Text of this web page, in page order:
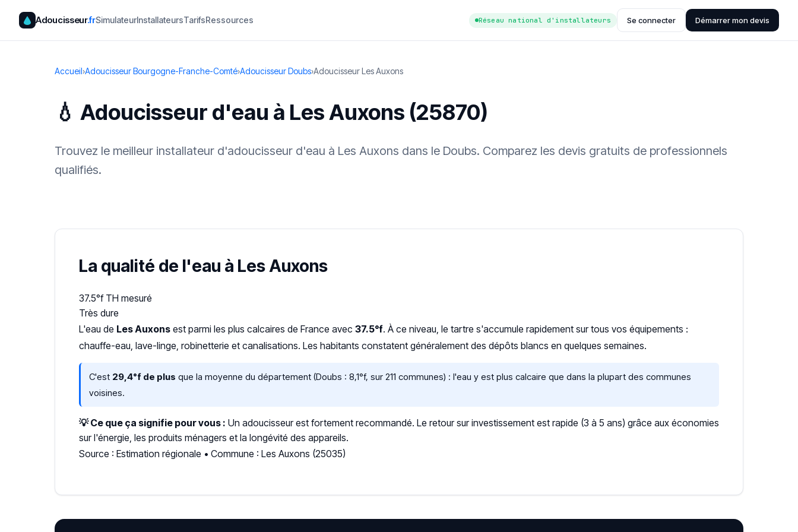
Adoucisseur.frSimulateurInstallateursTarifsRessources Réseau national d'installateurs Se connecter Démarrer mon devis
Accueil›Adoucisseur Bourgogne-Franche-Comté›Adoucisseur Doubs›Adoucisseur Les Auxons
💧 Adoucisseur d'eau à Les Auxons (25870)
Trouvez le meilleur installateur d'adoucisseur d'eau à Les Auxons dans le Doubs. Comparez les devis gratuits de professionnels
qualifiés.
La qualité de l'eau à Les Auxons
37.5°f TH mesuré
Très dure
L'eau de Les Auxons est parmi les plus calcaires de France avec 37.5°f. À ce niveau, le tartre s'accumule rapidement sur tous vos équipements :
chauffe-eau, lave-linge, robinetterie et canalisations. Les habitants constatent généralement des dépôts blancs en quelques semaines.
C'est 29,4°f de plus que la moyenne du département (Doubs : 8,1°f, sur 211 communes) : l'eau y est plus calcaire que dans la plupart des communes
voisines.
💡 Ce que ça signifie pour vous : Un adoucisseur est fortement recommandé. Le retour sur investissement est rapide (3 à 5 ans) grâce aux économies
sur l'énergie, les produits ménagers et la longévité des appareils.
Source : Estimation régionale • Commune : Les Auxons (25035)